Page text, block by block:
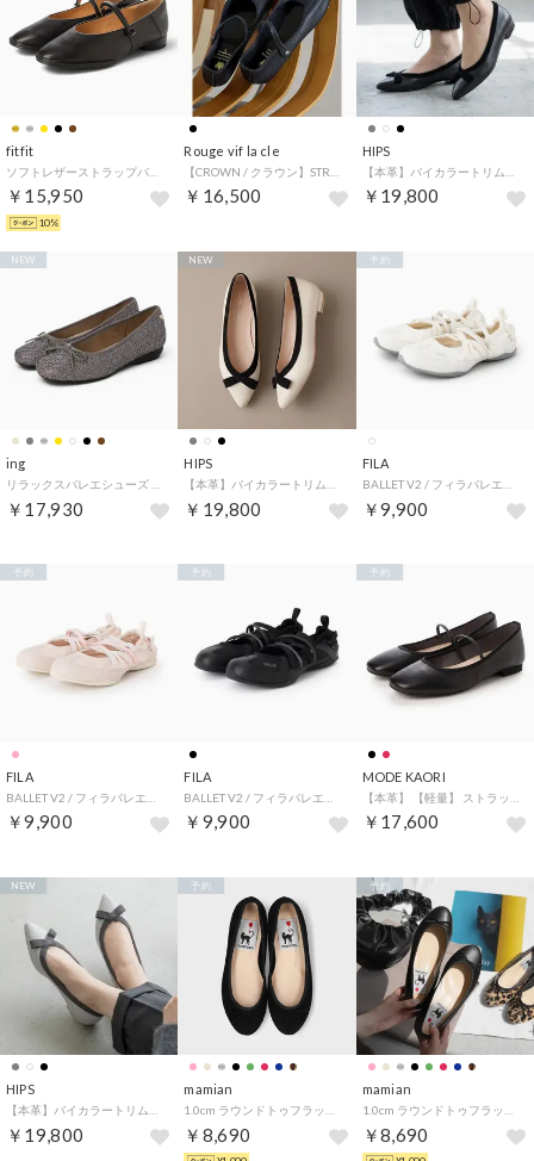
fitfit
￥15,950
10%
Rouge vif la cle
￥16,500
HIPS
￥19,800
ing
￥17,930
NEW
HIPS
￥19,800
NEW
FILA
￥9,900
予約
FILA
￥9,900
予約
FILA
￥9,900
予約
MODE KAORI
￥17,600
予約
HIPS
￥19,800
NEW
mamian
￥8,690
予約
mamian
￥8,690
予約